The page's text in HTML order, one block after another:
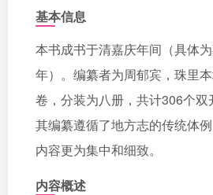
基本信息
本书成书于清嘉庆年间（具体
年）。编纂者为周郁宾，珠里
卷，分装为八册，共计306个双
其编纂遵循了地方志的传统体
内容更为集中和细致。
内容概述